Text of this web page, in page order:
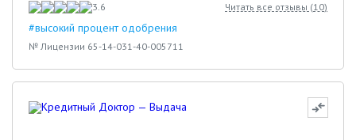
3.6 Читать все отзывы (10)
#высокий процент одобрения
№ Лицензии 65-14-031-40-005711